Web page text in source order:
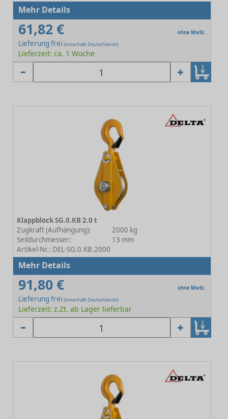
Mehr Details
61,82 € ohne MwSt.
Lieferung frei (innerhalb Deutschlands)
Lieferzeit: ca. 1 Woche
Klappblock SG.0.KB 2.0 t
Zugkraft (Aufhängung):
2000 kg
Seildurchmesser:
13 mm
Artikel-Nr.: DEL-SG.0.KB.2000
Mehr Details
91,80 € ohne MwSt.
Lieferung frei (innerhalb Deutschlands)
Lieferzeit: z.Zt. ab Lager lieferbar